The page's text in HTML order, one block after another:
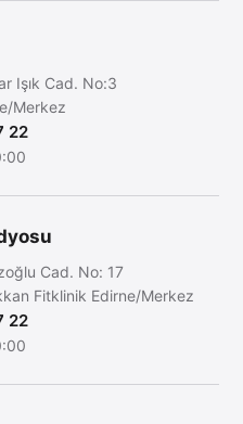
Işık Cad. No:3
Merkez
22
Cad. No: 17
Fitklinik Edirne/Merkez
22